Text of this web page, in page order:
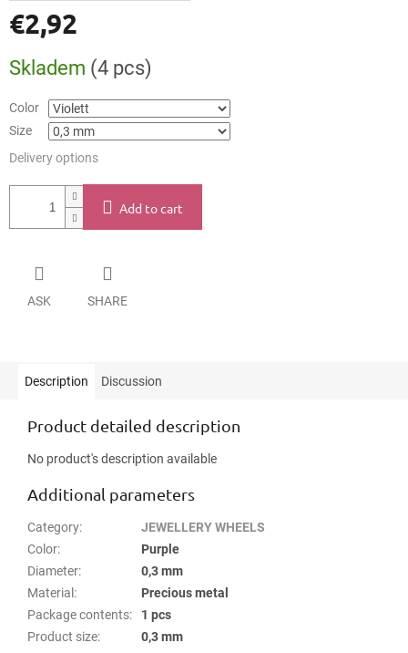
€2,92
price:
Skladem (4 pcs)
Color
Size
Delivery options
Add to cart
ASK SHARE
Description Discussion
Product detailed description
No product's description available
Additional parameters
Category:
JEWELLERY WHEELS
Color:
Purple
Diameter:
0,3 mm
Material :
Precious metal
Package contents:
1 pcs
Product size: 0,3 mm